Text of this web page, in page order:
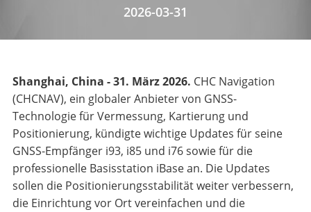
2026-03-31
Shanghai, China - 31. März 2026. CHC Navigation
(CHCNAV), ein globaler Anbieter von GNSS-
Technologie für Vermessung, Kartierung und
Positionierung, kündigte wichtige Updates für seine
GNSS-Empfänger i93, i85 und i76 sowie für die
professionelle Basisstation iBase an. Die Updates
sollen die Positionierungsstabilität weiter verbessern,
die Einrichtung vor Ort vereinfachen und die